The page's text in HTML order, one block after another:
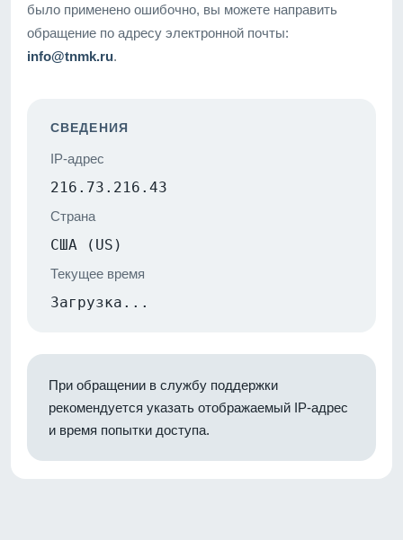
было применено ошибочно, вы можете направить
обращение по адресу электронной почты:
info@tnmk.ru.
СВЕДЕНИЯ
IP-адрес
216.73.216.43
Страна
США (US)
Текущее время
Загрузка...
При обращении в службу поддержки
рекомендуется указать отображаемый IP-адрес
и время попытки доступа.